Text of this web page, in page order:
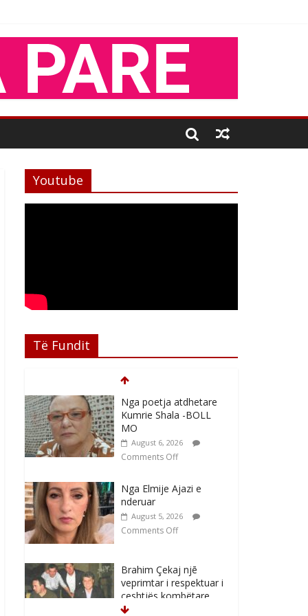
Youtube
Të Fundit
Nga poetja atdhetare
Kumrie Shala -BOLL
MO
August 6, 2026
Comments Off
Nga Elmije Ajazi e
nderuar
August 5, 2026
Comments Off
Brahim Çekaj njē
veprimtar i respektuar i
çeshtjës kombëtare